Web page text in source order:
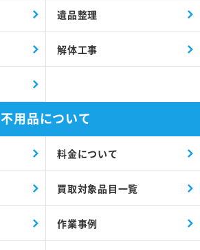
遺品整理
解体工事
不用品について
料金について
買取対象品目一覧
作業事例